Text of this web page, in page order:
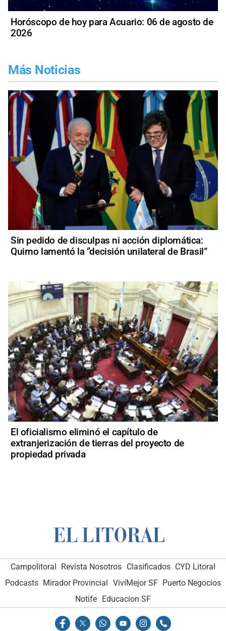
Horóscopo de hoy para Acuario: 06 de agosto de
2026
Más Noticias
Sin pedido de disculpas ni acción diplomática:
Quirno lamentó la “decisión unilateral de Brasil”
El oficialismo eliminó el capítulo de
extranjerización de tierras del proyecto de
propiedad privada
Campolitoral Revista Nosotros Clasificados CYD Litoral
Podcasts Mirador Provincial VivíMejor SF Puerto Negocios
Notife Educacion SF